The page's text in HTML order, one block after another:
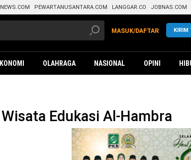
PEWARTANUSANTARA.COM LANGGAR.CO JOBNAS.COM
KIRIM
MASUK/DAFTAR
OLAHRAGA NASIONAL OPINI
Edukasi Al-Hambra